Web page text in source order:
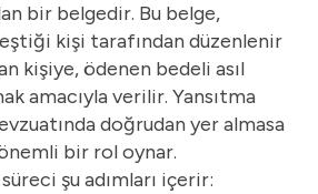
bir belgedir. Bu belge,
kişi tarafından düzenlenir
kişiye, ödenen bedeli asıl
amacıyla verilir. Yansıtma
doğrudan yer almasa
bir rol oynar.
şu adımları içerir: